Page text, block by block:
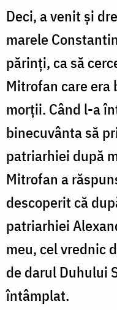
Deci, a venit și
marele
părinți, ca să
Mitrofan care era
morții. Când l-a
binecuvânta să
patriarhiei după
Mitrofan a
descoperit că
patriarhiei
meu, cel vrednic
de darul Duhului
întâmplat.